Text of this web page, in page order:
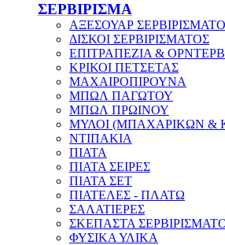
ΣΕΡΒΙΡΙΣΜΑ
ΑΞΕΣΟΥΑΡ
ΔΙΣΚΟΙ ΣΕΡΒΙΡΙΣΜΑΤΟΣ
ΕΠΙΤΡΑΠΕΖΙΑ &
ΚΡΙΚΟΙ ΠΕΤΣΕΤΑΣ
ΜΑΧΑΙΡΟΠΙΡΟΥΝΑ
ΜΠΩΛ ΠΑΓΩΤΟΥ
ΜΠΩΛ ΠΡΩΙΝΟΥ
ΜΥΛΟΙ (ΜΠΑΧΑΡΙΚΩΝ &
ΝΤΙΠΑΚΙΑ
ΠΙΑΤΑ
ΠΙΑΤΑ ΣΕΙΡΕΣ
ΠΙΑΤΑ ΣΕΤ
ΠΙΑΤΕΛΕΣ - ΠΛΑΤΩ
ΣΑΛΑΤΙΕΡΕΣ
ΣΚΕΠΑΣΤΑ
ΦΥΣΙΚΑ ΥΛΙΚΑ